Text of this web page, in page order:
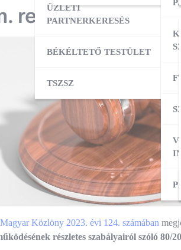
ÜZLETI
PARTNERKERESÉS
BÉKÉLTETŐ TESTÜLET
TSZSZ
rendelet
Magyar Közlöny 2023. évi 124. számában
részletes szabályairól szóló